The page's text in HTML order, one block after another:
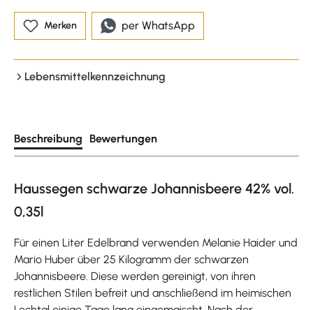
Merken per WhatsApp
Lebensmittelkennzeichnung
Beschreibung Bewertungen
Haussegen schwarze Johannisbeere 42% vol.
0,35l
Für einen Liter Edelbrand verwenden Melanie Haider und
Mario Huber über 25 Kilogramm der schwarzen
Johannisbeere. Diese werden gereinigt, von ihren
restlichen Stilen befreit und anschließend im heimischen